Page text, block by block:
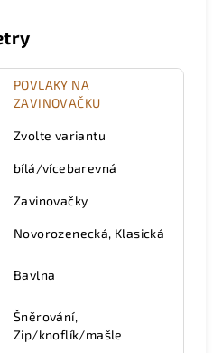
POVLAKY NA
ZAVINOVAČKU
Zvolte variantu
bílá/vícebarevná
Zavinovačky
Novorozenecká, Klasická
Bavlna
Šněrování,
Zip/knoflík/mašle